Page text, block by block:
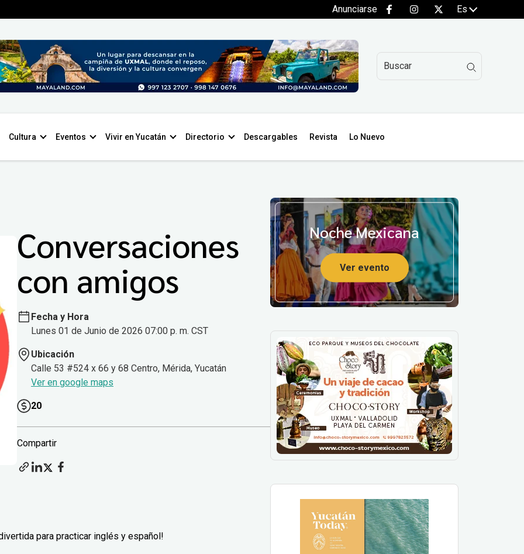
Anunciarse Es
Cultura Eventos Vivir en Yucatán Directorio Descargables Revista Lo Nuevo
Conversaciones
con amigos
Fecha y Hora
Lunes 01 de Junio de 2026 07:00 p. m. CST
Ubicación
Calle 53 #524 x 66 y 68 Centro, Mérida, Yucatán
Ver en google maps
20
Compartir
para practicar inglés y español!
Noche Mexicana
Ver evento